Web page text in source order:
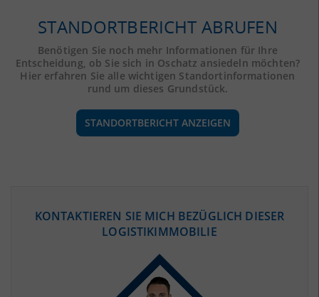
STANDORTBERICHT ABRUFEN
Benötigen Sie noch mehr Informationen für Ihre
Entscheidung, ob Sie sich in Oschatz ansiedeln möchten?
Hier erfahren Sie alle wichtigen Standortinformationen
rund um dieses Grundstück.
STANDORTBERICHT ANZEIGEN
(STAND: 12/2019)
KONTAKTIEREN SIE MICH BEZÜGLICH DIESER
LOGISTIKIMMOBILIE